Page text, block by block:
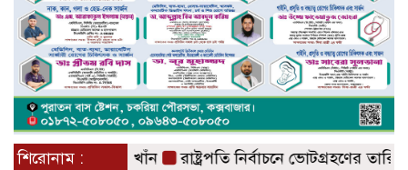
শিরোনাম :
না : রাশেদ খাঁন রাষ্ট্রপতি নির্বাচনে ভোটগ্রহণের তারিখ